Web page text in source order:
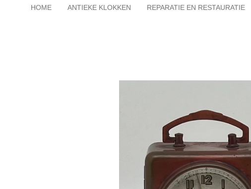
HOME ANTIEKE KLOKKEN REPARATIE EN RESTAURATIE